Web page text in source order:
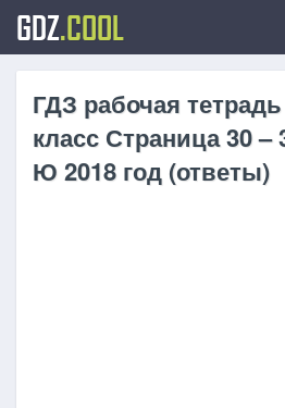
GDZ.COOL
ГДЗ рабочая
класс Страница 30
Ю 2018 год (ответы)